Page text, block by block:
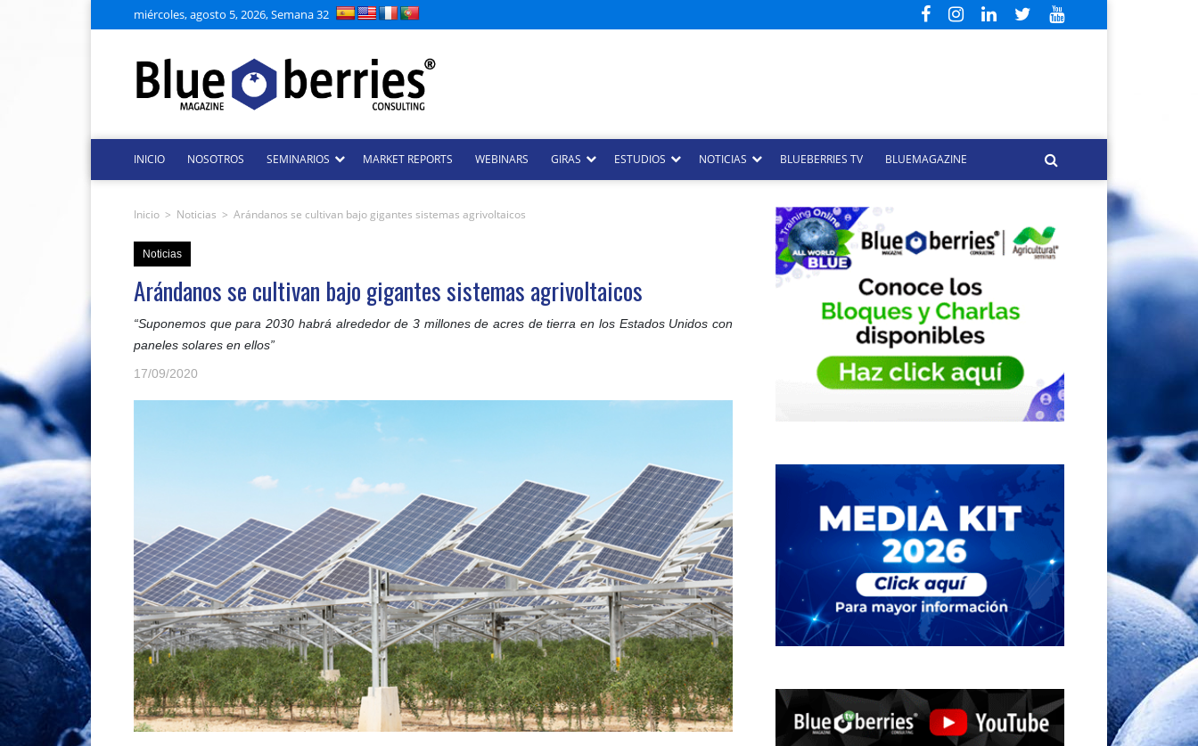
miércoles, agosto 5, 2026, Semana 32
INICIO NOSOTROS SEMINARIOS MARKET REPORTS WEBINARS GIRAS ESTUDIOS NOTICIAS BLUEBERRIES TV BLUEMAGAZINE
Inicio > Noticias > Arándanos se cultivan bajo gigantes sistemas agrivoltaicos
Noticias
Arándanos se cultivan bajo gigantes sistemas agrivoltaicos
“Suponemos que para 2030 habrá alrededor de 3 millones de acres de tierra en los Estados Unidos con
paneles solares en ellos”
17/09/2020